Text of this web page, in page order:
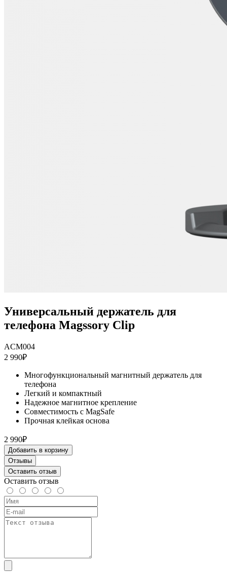
Универсальный держатель для
телефона Magssory Clip
ACM004
2 990₽
Многофункциональный магнитный держатель для
телефона
Легкий и компактный
Надежное магнитное крепление
Совместимость с MagSafe
Прочная клейкая основа
2 990₽
Добавить в корзину
Отзывы
Оставить отзыв
Оставить отзыв